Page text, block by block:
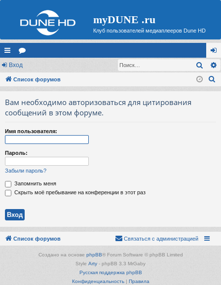
myDUNE .ru
Клуб пользователей медиаплееров Dune HD
с
ы
ор
ум
хо
д
Вход
Список форумов
Вам необходимо авторизоваться для цитирования
сообщений в этом форуме.
Имя пользователя:
Пароль:
Забыли пароль?
Запомнить меня
Скрыть моё пребывание на конференции в этот раз
Список форумов Связаться с администрацией
Создано на основе phpBB® Forum Software © phpBB Limited
Style Arty - phpBB 3.3 MrGaby
Русская поддержка phpBB
Конфиденциальность| Правила